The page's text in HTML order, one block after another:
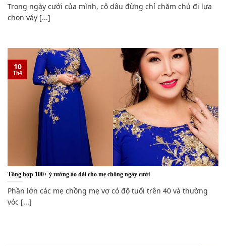
Trong ngày cưới của mình, cô dâu đừng chỉ chăm chú đi lựa
chọn váy [...]
Tổng hợp 100+ ý tưởng áo dài cho mẹ chồng ngày cưới
Phần lớn các mẹ chồng mẹ vợ có độ tuổi trên 40 và thường
vóc [...]
10
Th4